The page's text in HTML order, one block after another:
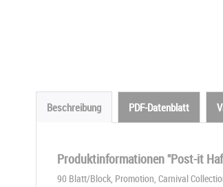
Beschreibung PDF-Datenblatt
Produktinformationen "Post-it
90 Blatt/Block, Promotion, Carnival